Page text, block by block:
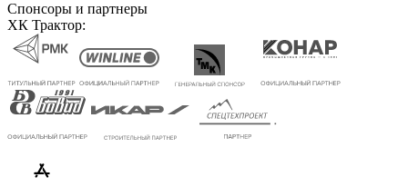
Спонсоры и партнеры
ХК Трактор: